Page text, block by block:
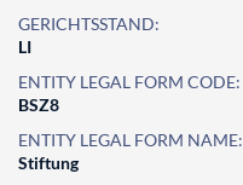
GERICHTSSTAND:
LI
ENTITY LEGAL FORM CODE:
BSZ8
ENTITY LEGAL FORM NAME:
Stiftung